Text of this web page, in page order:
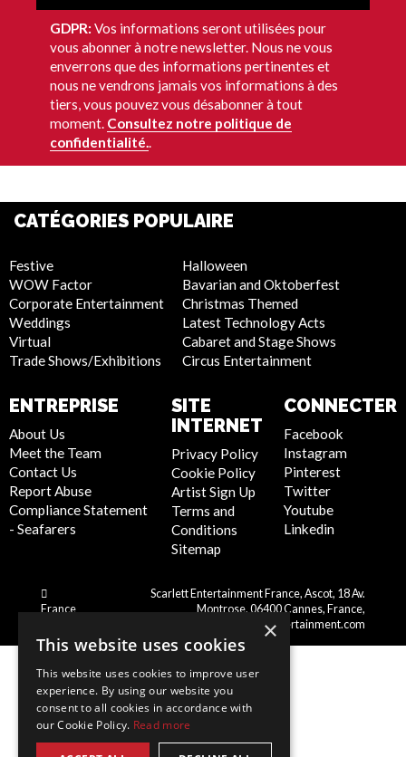
GDPR: Vos informations seront utilisées pour
vous abonner à notre newsletter. Nous ne vous
enverrons que des informations pertinentes et
nous ne vendrons jamais vos informations à des
tiers, vous pouvez vous désabonner à tout
moment. Consultez notre politique de
confidentialité..
CATÉGORIES POPULAIRE
Festive
WOW Factor
Corporate Entertainment
Weddings
Virtual
Trade Shows/Exhibitions
Halloween
Bavarian and Oktoberfest
Christmas Themed
Latest Technology Acts
Cabaret and Stage Shows
Circus Entertainment
ENTREPRISE
About Us
Meet the Team
Contact Us
Report Abuse
Compliance Statement
- Seafarers
SITE
INTERNET
Privacy Policy
Cookie Policy
Artist Sign Up
Terms and
Conditions
Sitemap
CONNECTER
Facebook
Instagram
Pinterest
Twitter
Youtube
Linkedin
France
Scarlett Entertainment France, Ascot, 18 Av.
Montrose, 06400 Cannes, France,
france@scarlettentertainment.com
×
This website uses cookies
This website uses cookies to improve user
experience. By using our website you
consent to all cookies in accordance with
our Cookie Policy. Read more